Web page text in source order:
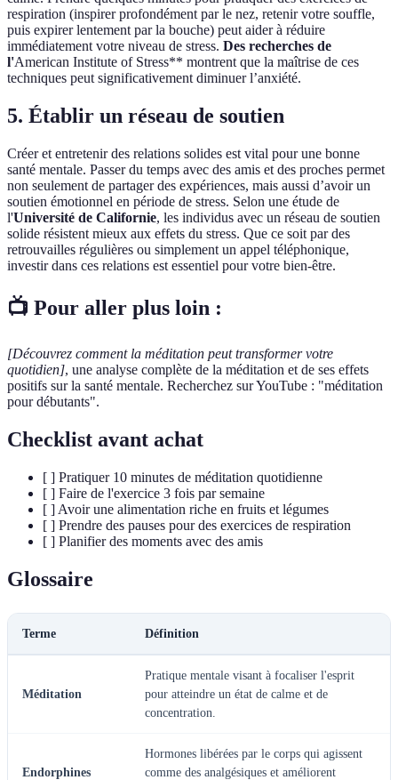
respiration (inspirer profondément par le nez, retenir votre souffle,
puis expirer lentement par la bouche) peut aider à réduire
immédiatement votre niveau de stress. Des recherches de
l'American Institute of Stress** montrent que la maîtrise de ces
techniques peut significativement diminuer l’anxiété.
5. Établir un réseau de soutien
Créer et entretenir des relations solides est vital pour une bonne
santé mentale. Passer du temps avec des amis et des proches permet
non seulement de partager des expériences, mais aussi d’avoir un
soutien émotionnel en période de stress. Selon une étude de
l'Université de Californie, les individus avec un réseau de soutien
solide résistent mieux aux effets du stress. Que ce soit par des
retrouvailles régulières ou simplement un appel téléphonique,
investir dans ces relations est essentiel pour votre bien-être.
📺 Pour aller plus loin :
[Découvrez comment la méditation peut transformer votre
quotidien], une analyse complète de la méditation et de ses effets
positifs sur la santé mentale. Recherchez sur YouTube : "méditation
pour débutants".
Checklist avant achat
[ ] Pratiquer 10 minutes de méditation quotidienne
[ ] Faire de l'exercice 3 fois par semaine
[ ] Avoir une alimentation riche en fruits et légumes
[ ] Prendre des pauses pour des exercices de respiration
[ ] Planifier des moments avec des amis
Glossaire
Terme Définition
Méditation
Pratique mentale visant à focaliser l'esprit
pour atteindre un état de calme et de
concentration.
Endorphines
Hormones libérées par le corps qui agissent
comme des analgésiques et améliorent